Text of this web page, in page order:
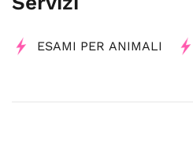
ESAMI PER ANIMALI